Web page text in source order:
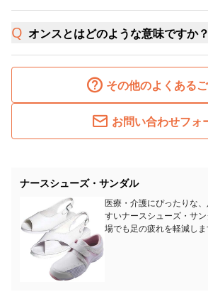
オンスとはどのような意味ですか？
その他のよくある
お問い合わせフォ
ナースシューズ・サンダル
医療・介護にぴったりな
すいナースシューズ・サ
場でも足の疲れを軽減しま